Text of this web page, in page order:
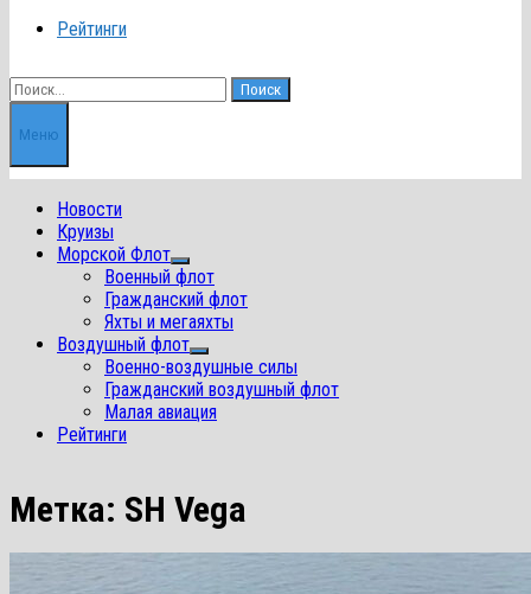
Рейтинги
Найти:
Меню
Новости
Круизы
Морской Флот
Показать
подменю
Военный флот
Гражданский флот
Яхты и мегаяхты
Воздушный флот
Показать
подменю
Военно-воздушные силы
Гражданский воздушный флот
Малая авиация
Рейтинги
Метка: SH Vega